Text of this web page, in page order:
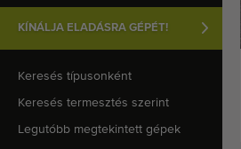
KÍNÁLJA ELADÁSRA GÉPÉT!
Keresés típusonként
Keresés termesztés szerint
Legutóbb megtekintett gépek